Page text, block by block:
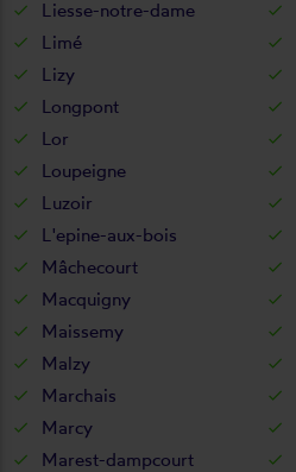
Liesse-notre-dame
Limé
Lizy
Longpont
Lor
Loupeigne
Luzoir
L'epine-aux-bois
Mâchecourt
Macquigny
Maissemy
Malzy
Marchais
Marcy
Marest-dampcourt